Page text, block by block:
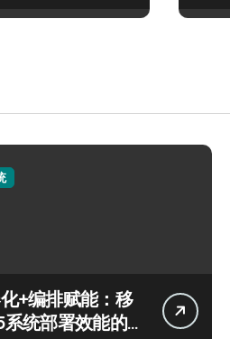
+编排赋能：移
统部署效能的科